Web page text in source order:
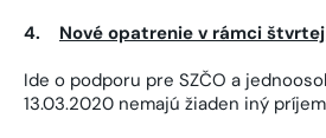
4. Nové opatrenie v rámci
Ide o podporu pre SZČO a
13.03.2020 nemajú žiaden iný